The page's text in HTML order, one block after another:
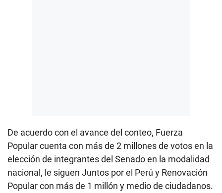
De acuerdo con el avance del conteo, Fuerza
Popular cuenta con más de 2 millones de votos en la
elección de integrantes del Senado en la modalidad
nacional, le siguen Juntos por el Perú y Renovación
Popular con más de 1 millón y medio de ciudadanos.